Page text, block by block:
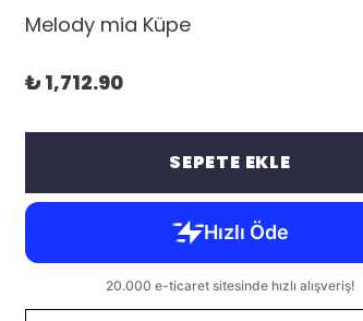
Melody mia Küpe
₺ 1,712.90
SEPETE EKLE